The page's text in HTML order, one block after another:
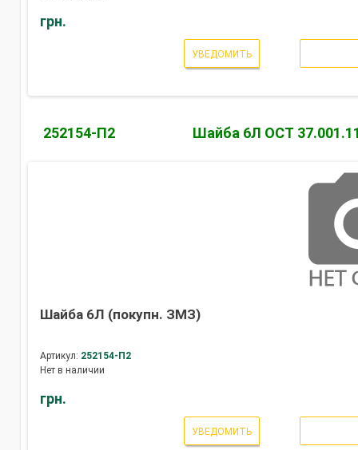
грн.
УВЕДОМИТЬ
252154-П2 Шайба 6Л ОСТ
Шайба 6Л (покупн. ЗМЗ)
Артикул: 252154-П2
Нет в наличии
грн.
УВЕДОМИТЬ